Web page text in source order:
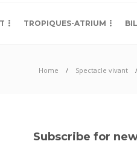
TROPIQUES-ATRIUM
Home Spectacle vivant
Subscribe for